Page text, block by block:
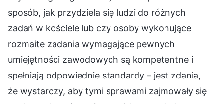
sposób, jak przydziela się ludzi do różnych
zadań w kościele lub czy osoby wykonujące
rozmaite zadania wymagające pewnych
umiejętności zawodowych są kompetentne i
spełniają odpowiednie standardy – jest zdania,
że wystarczy, aby tymi sprawami zajmowały się